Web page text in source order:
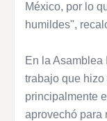
México, por lo
humildes",
En la Asamblea
trabajo que
principalmente
aprovechó para